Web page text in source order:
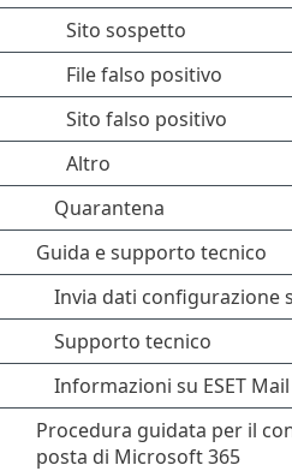
Sito sospetto
File falso positivo
Sito falso positivo
Altro
Quarantena
Guida e supporto tecnico
Invia dati configurazione
Supporto tecnico
Informazioni su ESET
Procedura guidata per il
posta di Microsoft 365